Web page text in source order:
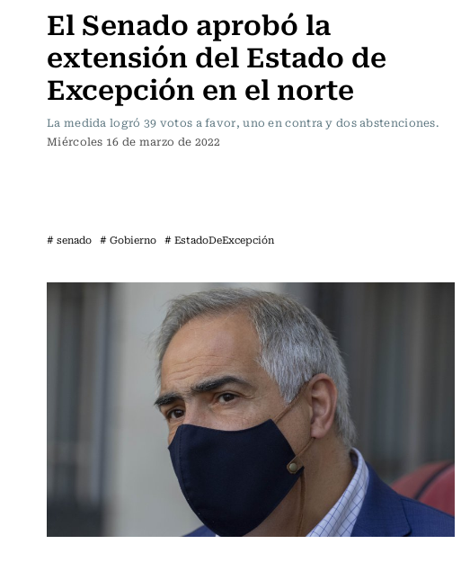
El Senado aprobó la
extensión del Estado de
Excepción en el norte
La medida logró 39 votos a favor, uno en contra y dos abstenciones.
Miércoles 16 de marzo de 2022
# senado # Gobierno # EstadoDeExcepción